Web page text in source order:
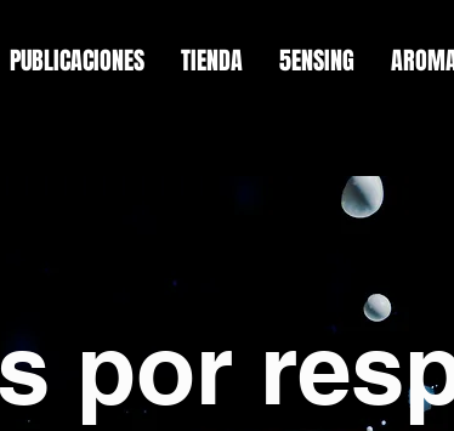
PUBLICACIONES TIENDA 5ENSING
por